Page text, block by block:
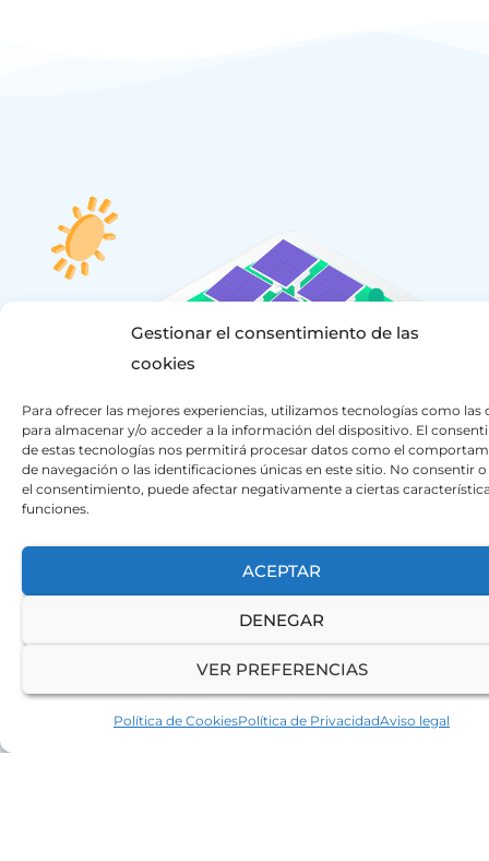
Gestionar el consentimiento de las
cookies
Para ofrecer las mejores experiencias, utilizamos tecnologías como las
para almacenar y/o acceder a la información del dispositivo. El
de estas tecnologías nos permitirá procesar datos como el
de navegación o las identificaciones únicas en este sitio. No consentir
el consentimiento, puede afectar negativamente a ciertas
funciones.
ACEPTAR
DENEGAR
VER PREFERENCIAS
Política de CookiesPolítica de PrivacidadAviso legal
Energías renovables y
electrificación